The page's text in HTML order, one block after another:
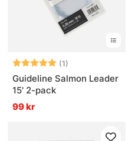
Betyg: (1)
Guideline Salmon Leader
15' 2-pack
99 kr